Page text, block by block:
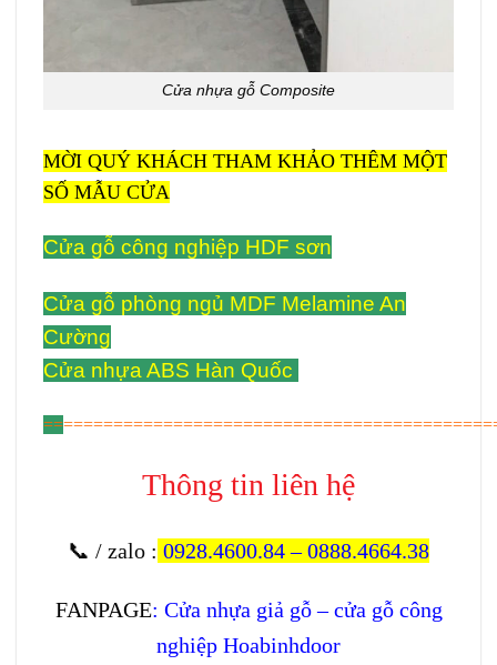
Cửa nhựa gỗ Composite
MỜI QUÝ KHÁCH THAM KHẢO THÊM MỘT
SỐ MẪU CỬA
Cửa gỗ công nghiệp HDF sơn
Cửa gỗ phòng ngủ MDF Melamine An
Cường
Cửa nhựa ABS Hàn Quốc
==
Thông tin liên hệ
📞 / zalo : 0928.4600.84–0888.4664.38
FANPAGE: Cửa nhựa giả gỗ – cửa gỗ công
nghiệp Hoabinhdoor